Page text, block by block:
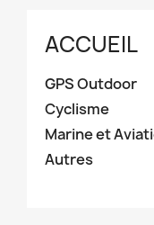
ACCUEIL
GPS Outdoor
Cyclisme
Marine et
Autres